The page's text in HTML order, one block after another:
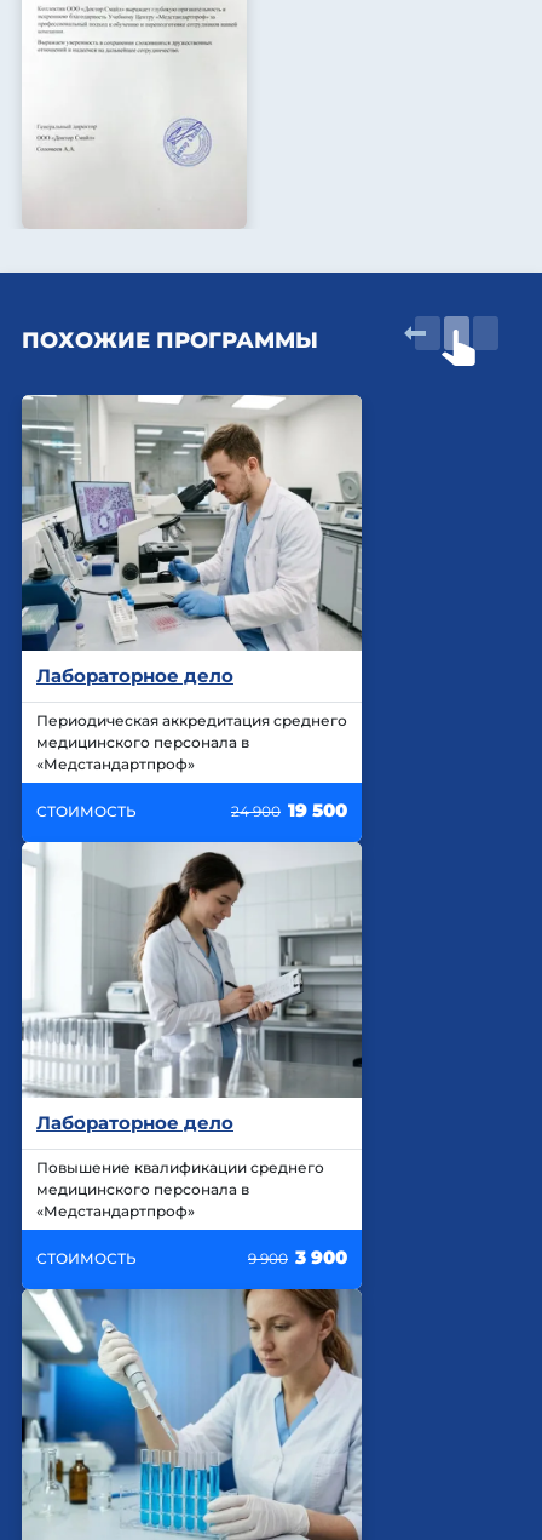
ПОХОЖИЕ ПРОГРАММЫ
Лабораторное дело
Периодическая аккредитация среднего
медицинского персонала в
«Медстандартпроф»
СТОИМОСТЬ 24 900 19 500
Лабораторное дело
Повышение квалификации среднего
медицинского персонала в
«Медстандартпроф»
СТОИМОСТЬ 9 900 3 900